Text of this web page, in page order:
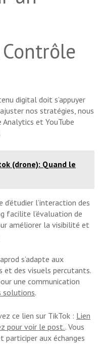
digital doit s’appuyer
nos stratégies, nous
et YouTube
(drone): Quand le
l’interaction des
facilite l’évaluation de
améliorer la visibilité et
s’adapte aux
et des visuels percutants.
une communication
solutions.
ce lien sur TikTok : Lien
pour voir le post.. Vous
participer aux échanges